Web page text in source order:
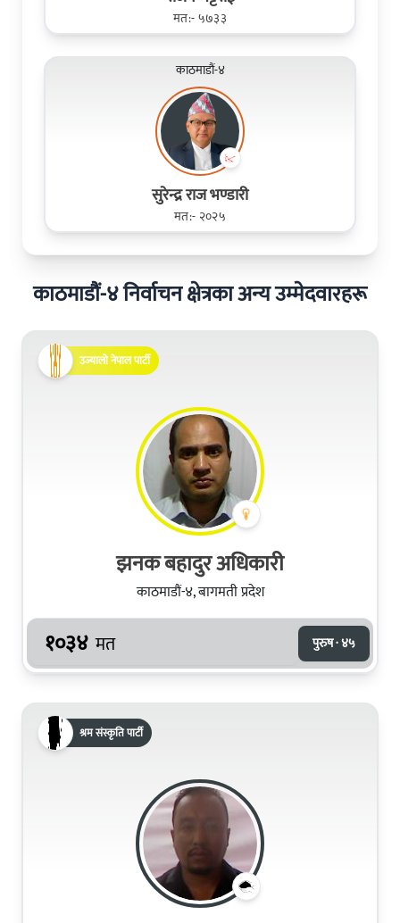
मत:- ५७३३
काठमाडौं-४
सुरेन्द्र राज भण्डारी
मत:- २०२५
काठमाडौं-४ निर्वाचन क्षेत्रका अन्य उम्मेदवारहरू
उज्यालो नेपाल पार्टी
झनक बहादुर अधिकारी
काठमाडौं-४, बागमती प्रदेश
१०३४ मत पुरुष · ४५
श्रम संस्कृति पार्टी